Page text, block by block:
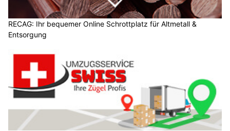
RECAG: Ihr bequemer Online Schrottplatz für Altmetall &
Entsorgung